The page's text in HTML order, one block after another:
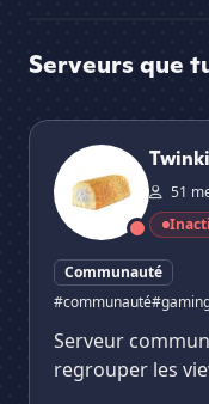
Serveurs que
Twinkie's Army
51
Communauté
#communauté
Serveur
regrouper les